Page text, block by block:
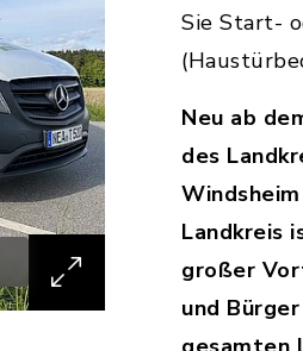
Sie Start-
Neu ab
des
Landkreis
großer
und